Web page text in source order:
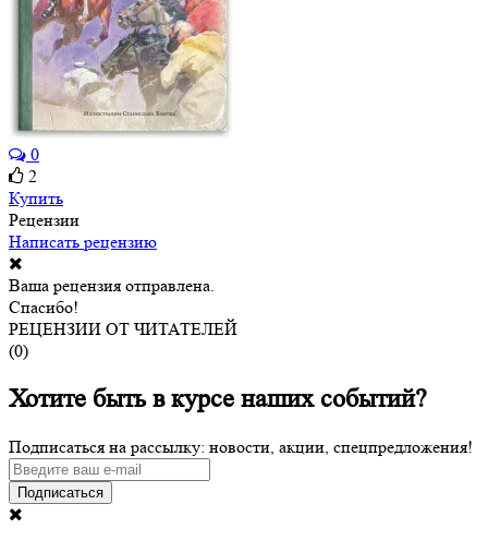
0
2
Купить
Рецензии
Написать рецензию
Ваша рецензия отправлена.
Спасибо!
РЕЦЕНЗИИ ОТ ЧИТАТЕЛЕЙ
(0)
Хотите быть в курсе наших событий?
Подписаться на рассылку: новости, акции, спецпредложения!
Подписаться